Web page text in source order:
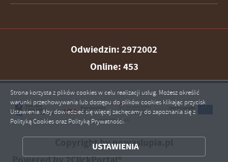
Odwiedzin: 2972002
Online: 453
Copyright by nowaslupia.pl
Strona korzysta z plików cookies w celu realizacji usług. Możesz określić
warunki przechowywania lub dostępu do plików cookies klikając przycisk
Ustawienia. Aby dowiedzieć się więcej zachęcamy do zapoznania się z
Polityką Cookies oraz Polityką Prywatności.
USTAWIENIA
ZAPISZ WYBRANE
ZEZWÓL NA WSZYSTKIE